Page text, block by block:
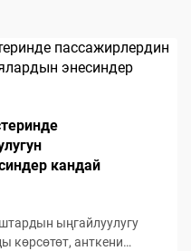
кандай
ыңгайлуулугу
көрсөтөт, анткени